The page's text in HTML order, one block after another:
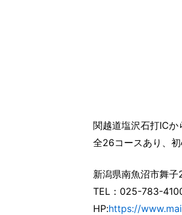
関越道塩沢石打ICか
全26コースあり、初
新潟県南魚沼市舞
TEL：025-783-
HP:https://